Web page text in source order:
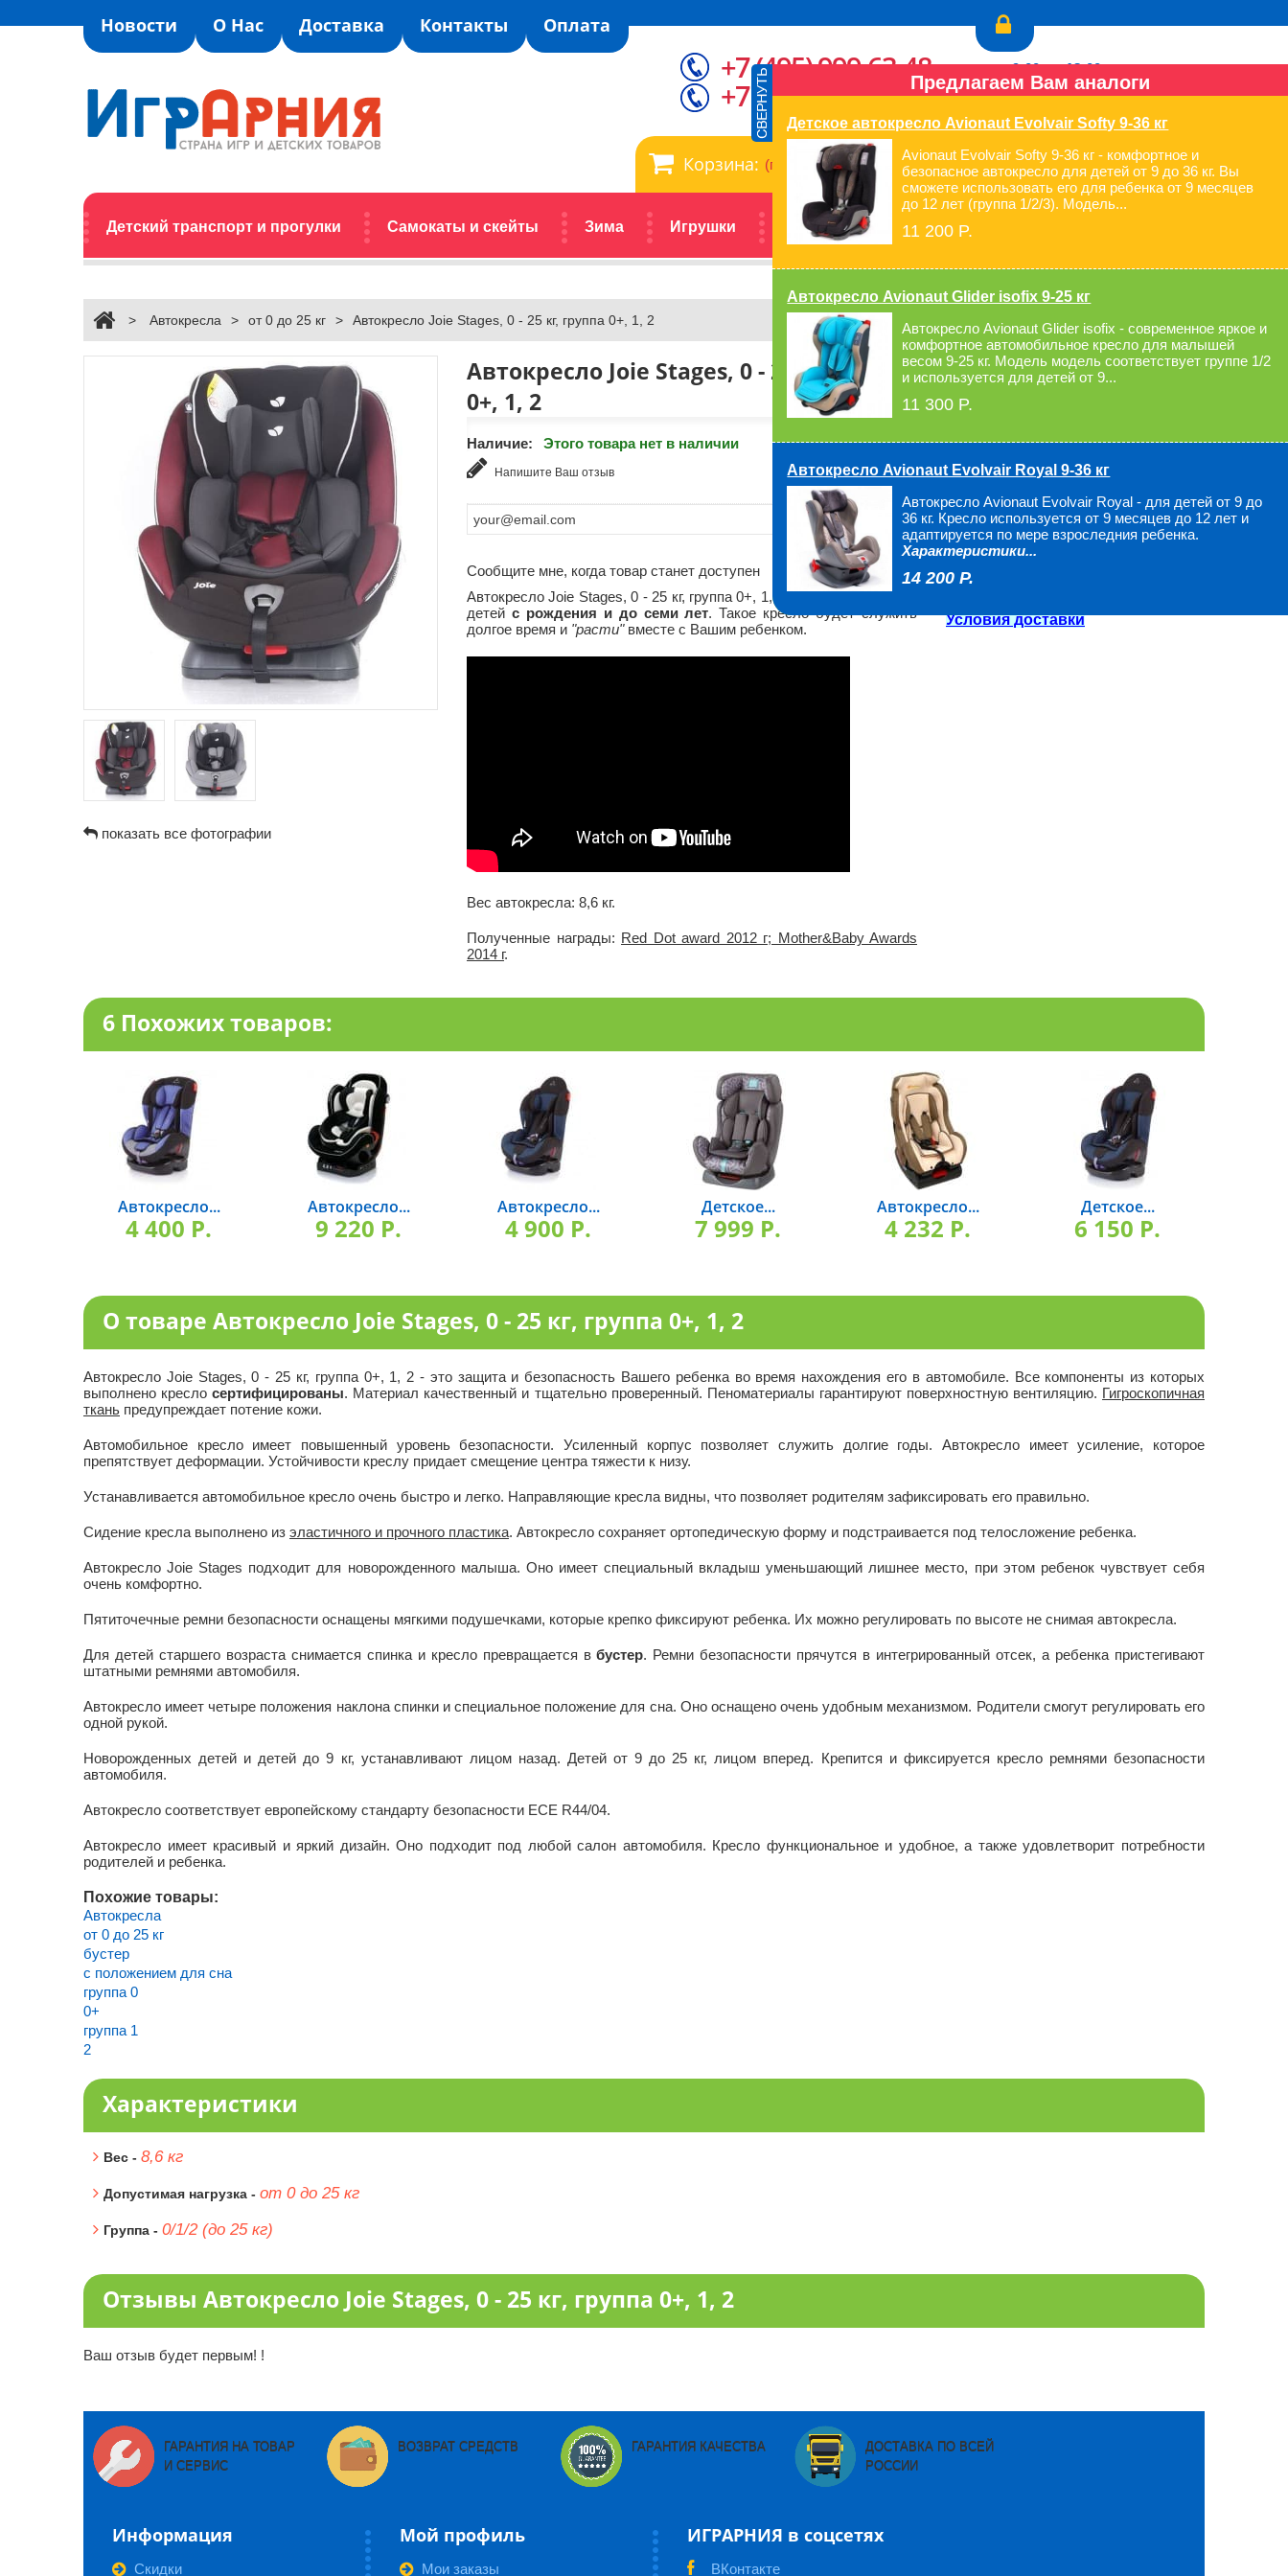
Новости О Нас Доставка Контакты Оплата
Корзина: (пусто)
Детский транспорт и прогулки Самокаты и скейты Зима Игрушки Автокресла Для мам и малышей
+7 (495) 999-63-48
+7 (929) 993-34-05
пн.-пт.: с 9:00 до 18:00
сб., вс.: выходной
Перезвонить Вам?
> Автокресла > от 0 до 25 кг > Автокресло Joie Stages, 0 - 25 кг, группа 0+, 1, 2
показать все фотографии
Автокресло Joie Stages, 0 - 25 кг, группа
0+, 1, 2
Наличие: Этого товара нет в наличии
Напишите Ваш отзыв
Сообщите мне, когда товар станет доступен
Автокресло Joie Stages, 0 - 25 кг, группа 0+, 1, 2 предназначено для
детей с рождения и до семи лет. Такое кресло будет служить
долгое время и "расти"вместе с Вашим ребенком.
Вес автокресла: 8,6 кг.
Полученные награды: Red Dot award 2012 г; Mother&Baby Awards
2014 г.
15 500 P.
Быстрый заказ
Оплатить товар в Регионах
Условия доставки
6 Похожих товаров:
Автокресло...
4 400 P.
Автокресло...
9 220 P.
Автокресло...
4 900 P.
Детское...
7 999 P.
Автокресло...
4 232 P.
Детское...
6 150 P.
О товаре Автокресло Joie Stages, 0 - 25 кг, группа 0+, 1, 2
Автокресло Joie Stages, 0 - 25 кг, группа 0+, 1, 2 - это защита и безопасность Вашего ребенка во время нахождения его в автомобиле. Все компоненты из которых
выполнено креслосертифицированы. Материал качественный и тщательно проверенный. Пеноматериалы гарантируют поверхностную вентиляцию. Гигроскопичная
ткань предупреждает потение кожи.
Автомобильное кресло имеет повышенный уровень безопасности. Усиленный корпус позволяет служить долгие годы. Автокресло имеет усиление, которое
препятствует деформации. Устойчивости креслу придает смещение центра тяжести к низу.
Устанавливается автомобильное кресло очень быстро и легко. Направляющие кресла видны, что позволяет родителям зафиксировать его правильно.
Сидение кресла выполнено из эластичного и прочного пластика. Автокресло сохраняет ортопедическую форму и подстраивается под телосложение ребенка.
Автокресло Joie Stages подходит для новорожденного малыша. Оно имеет специальный вкладыш уменьшающий лишнее место, при этом ребенок чувствует себя
очень комфортно.
Пятиточечные ремни безопасности оснащены мягкими подушечками, которые крепко фиксируют ребенка. Их можно регулировать по высоте не снимая автокресла.
Для детей старшего возраста снимается спинка и кресло превращается вбустер. Ремни безопасности прячутся в интегрированный отсек, а ребенка пристегивают
штатными ремнями автомобиля.
Автокресло имеет четыре положения наклона спинки и специальное положение для сна. Оно оснащено очень удобным механизмом. Родители смогут регулировать его
одной рукой.
Новорожденных детей и детей до 9 кг, устанавливают лицом назад. Детей от 9 до 25 кг, лицом вперед. Крепится и фиксируется кресло ремнями безопасности
автомобиля.
Автокресло соответствует европейскому стандарту безопасности ECE R44/04.
Автокресло имеет красивый и яркий дизайн. Оно подходит под любой салон автомобиля. Кресло функциональное и удобное, а также удовлетворит потребности
родителей и ребенка.
Похожие товары:
Автокресла
от 0 до 25 кг
бустер
с положением для сна
группа 0
0+
группа 1
2
Характеристики
Вес - 8,6 кг
Допустимая нагрузка - от 0 до 25 кг
Группа - 0/1/2 (до 25 кг)
Отзывы Автокресло Joie Stages, 0 - 25 кг, группа 0+, 1, 2
Ваш отзыв будет первым! !
ГАРАНТИЯ НА ТОВАР
И СЕРВИС
ВОЗВРАТ СРЕДСТВ ГАРАНТИЯ КАЧЕСТВА
ДОСТАВКА ПО ВСЕЙ
РОССИИ
Информация
Скидки
Мой профиль
Мои заказы
ИГРАРНИЯ в соцсетях
ВКонтакте
Предлагаем Вам аналоги
Детское автокресло Avionaut Evolvair Softy 9-36 кг
Avionaut Evolvair Softy 9-36 кг - комфортное и
безопасное автокресло для детей от 9 до 36 кг. Вы
сможете использовать его для ребенка от 9 месяцев
до 12 лет (группа 1/2/3). Модель...
11 200 P.
Автокресло Avionaut Glider isofix 9-25 кг
Автокресло Avionaut Glider isofix - современное яркое и
комфортное автомобильное кресло для малышей
весом 9-25 кг. Модель модель соответствует группе 1/2
и используется для детей от 9...
11 300 P.
Автокресло Avionaut Evolvair Royal 9-36 кг
Автокресло Avionaut Evolvair Royal - для детей от 9 до
36 кг. Кресло используется от 9 месяцев до 12 лет и
адаптируется по мере взроследния ребенка.
Характеристики...
14 200 P.